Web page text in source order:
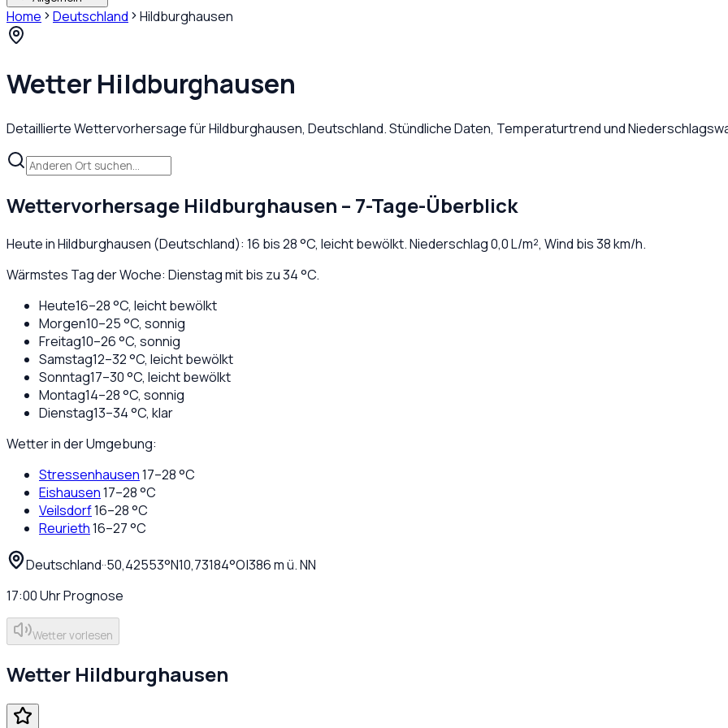
Home Deutschland Hildburghausen
WetterHildburghausen
Detaillierte Wettervorhersage fürHildburghausen, Deutschland. Stündliche Daten, Temperaturtrend und
Wettervorhersage Hildburghausen – 7-Tage-Überblick
Heute inHildburghausen (Deutschland): 16 bis28°C, leicht bewölkt. Niederschlag0,0L/m², Wind bis38km/h.
Wärmstes Tag der Woche: Dienstag mit bis zu 34 °C.
Heute16–28°C, leicht bewölkt
Morgen10–25°C, sonnig
Freitag10–26°C, sonnig
Samstag12–32°C, leicht bewölkt
Sonntag17–30°C, leicht bewölkt
Montag14–28°C, sonnig
Dienstag13–34°C, klar
Wetter in der Umgebung:
Stressenhausen17–28°C
Eishausen17–28°C
Veilsdorf16–28°C
Reurieth16–27°C
Deutschland··50,42553°N10,73184°O|386m ü. NN
17:00UhrPrognose
Wetter vorlesen
Wetter Hildburghausen